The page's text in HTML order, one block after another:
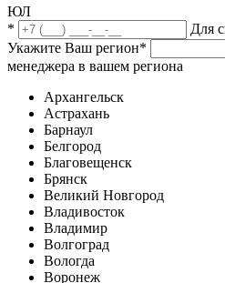
ЮЛ
*
Для
Укажите Ваш регион*
менеджера в вашем региона
Архангельск
Астрахань
Барнаул
Белгород
Благовещенск
Брянск
Великий Новгород
Владивосток
Владимир
Волгоград
Вологда
Воронеж